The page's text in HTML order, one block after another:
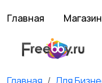
Главная